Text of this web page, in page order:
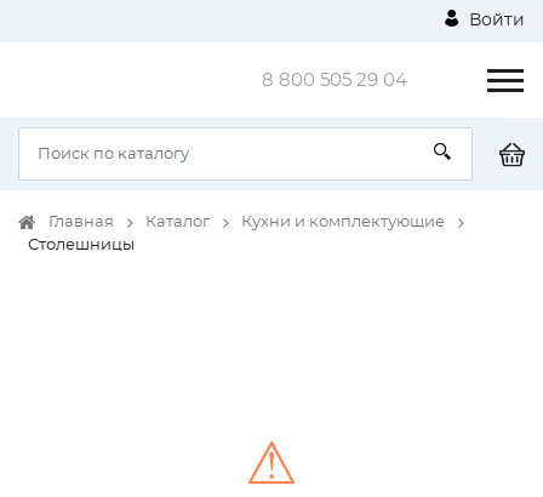
Войти
8 800 505 29 04
Главная Каталог
Кухни и комплектующие
Столешницы
⚠